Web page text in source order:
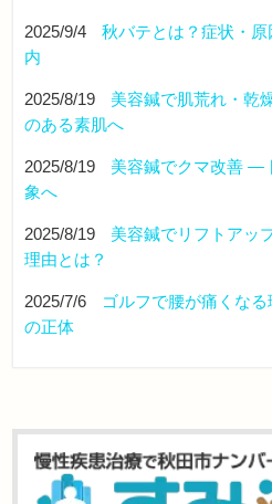
2025/9/4
秋バテとは？症状・
内
2025/8/19
美容鍼で肌荒れ・乾
のある素肌へ
2025/8/19
美容鍼でクマ改善 ―
象へ
2025/8/19
美容鍼でリフトアッ
理由とは？
2025/7/6
ゴルフで腰が痛くな
の正体